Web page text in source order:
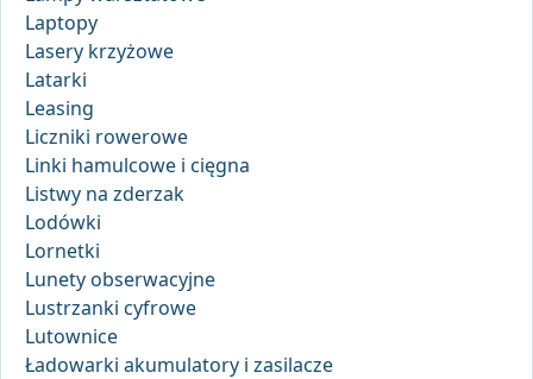
Laptopy
Lasery krzyżowe
Latarki
Leasing
Liczniki rowerowe
Linki hamulcowe i cięgna
Listwy na zderzak
Lodówki
Lornetki
Lunety obserwacyjne
Lustrzanki cyfrowe
Lutownice
Ładowarki akumulatory i zasilacze